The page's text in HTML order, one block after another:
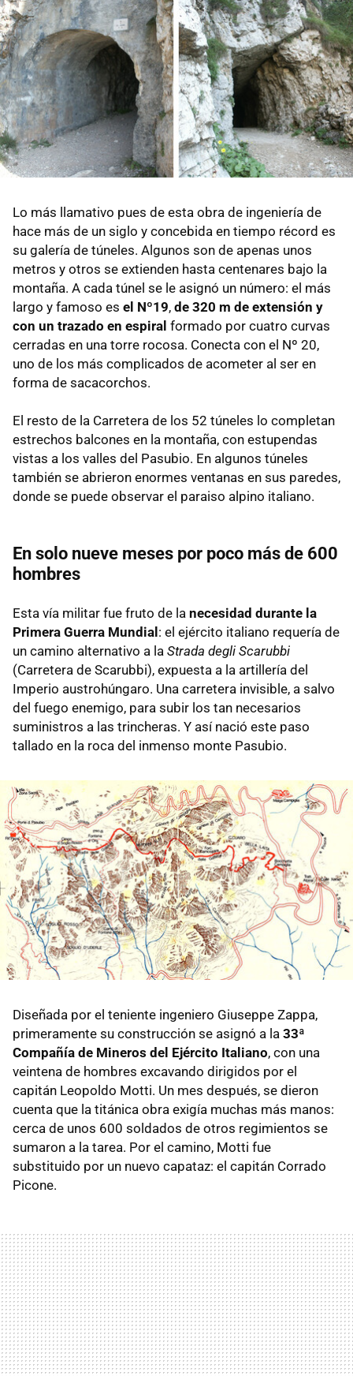
Lo más llamativo pues de esta obra de ingeniería de
hace más de un siglo y concebida en tiempo récord es
su galería de túneles. Algunos son de apenas unos
metros y otros se extienden hasta centenares bajo la
montaña. A cada túnel se le asignó un número: el más
largo y famoso es el Nº19, de 320 m de extensión y
con un trazado en espiral formado por cuatro curvas
cerradas en una torre rocosa. Conecta con el Nº 20,
uno de los más complicados de acometer al ser en
forma de sacacorchos.
El resto de la Carretera de los 52 túneles lo completan
estrechos balcones en la montaña, con estupendas
vistas a los valles del Pasubio. En algunos túneles
también se abrieron enormes ventanas en sus paredes,
donde se puede observar el paraiso alpino italiano.
En solo nueve meses por poco más de 600
hombres
Esta vía militar fue fruto de la necesidad durante la
Primera Guerra Mundial : el ejército italiano requería de
un camino alternativo a la Strada degli Scarubbi
(Carretera de Scarubbi), expuesta a la artillería del
Imperio austrohúngaro. Una carretera invisible, a salvo
del fuego enemigo, para subir los tan necesarios
suministros a las trincheras. Y así nació este paso
tallado en la roca del inmenso monte Pasubio.
Diseñada por el teniente ingeniero Giuseppe Zappa,
primeramente su construcción se asignó a la 33ª
Compañía de Mineros del Ejército Italiano, con una
veintena de hombres excavando dirigidos por el
capitán Leopoldo Motti. Un mes después, se dieron
cuenta que la titánica obra exigía muchas más manos:
cerca de unos 600 soldados de otros regimientos se
sumaron a la tarea. Por el camino, Motti fue
substituido por un nuevo capataz: el capitán Corrado
Picone.